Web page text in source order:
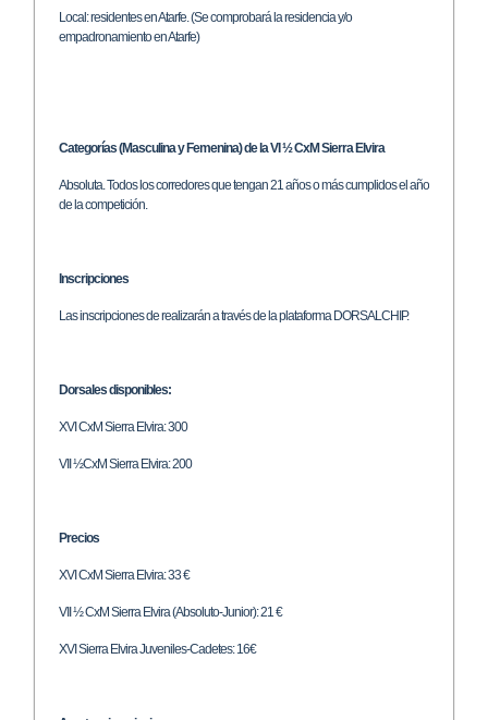
Local: residentes en Atarfe. (Se comprobará la residencia y/o
empadronamiento en Atarfe)
Categorías (Masculina y Femenina) de la VI ½ CxM Sierra Elvira
Absoluta. Todos los corredores que tengan 21 años o más cumplidos el año
de la competición.
Inscripciones
Las inscripciones de realizarán a través de la plataforma DORSALCHIP.
Dorsales disponibles:
XVI CxM Sierra Elvira: 300
VII ½CxM Sierra Elvira: 200
Precios
XVI CxM Sierra Elvira: 33 €
VII ½ CxM Sierra Elvira (Absoluto-Junior): 21 €
XVI Sierra Elvira Juveniles-Cadetes: 16€